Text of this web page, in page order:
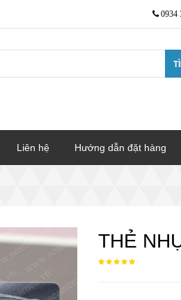
0934
Liên hệ Hướng dẫn đặt hàng
THẺ